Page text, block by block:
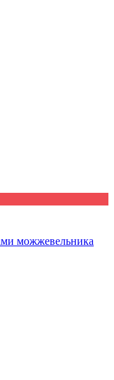
можжевельника